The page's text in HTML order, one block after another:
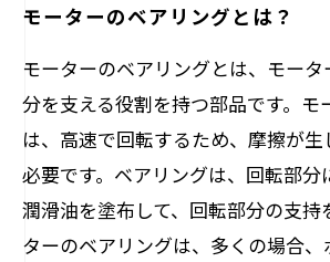
モーターのベアリングとは？
モーターのベアリングとは、モー
分を支える役割を持つ部品です。モ
は、高速で回転するため、摩擦が
必要です。ベアリングは、回転部分
潤滑油を塗布して、回転部分の支持
ターのベアリングは、多くの場合